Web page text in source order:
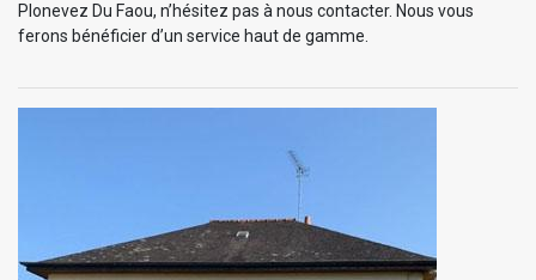
Plonevez Du Faou, n’hésitez pas à nous contacter. Nous vous
ferons bénéficier d’un service haut de gamme.